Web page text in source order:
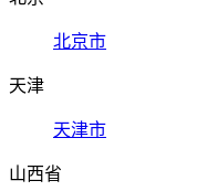
北京市
天津
天津市
山西省